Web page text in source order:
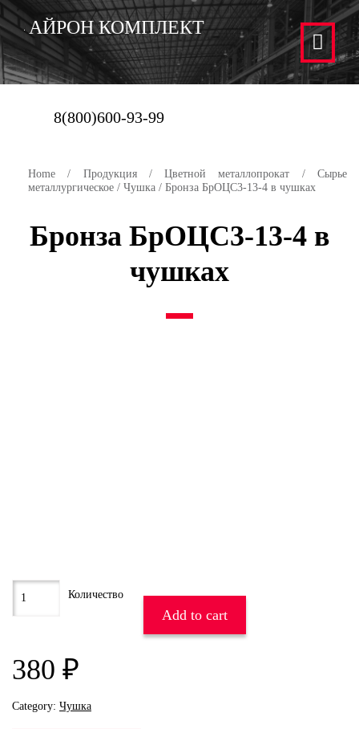
АЙРОН КОМПЛЕКТ
8(800)600-93-99
Home / Продукция/Цветной металлопрокат /Сырье
металлургическое / Чушка / Бронза БрОЦС3-13-4 в чушках
Бронза БрОЦС3-13-4 в
чушках
380 ₽
Add to cart
Category: Чушка